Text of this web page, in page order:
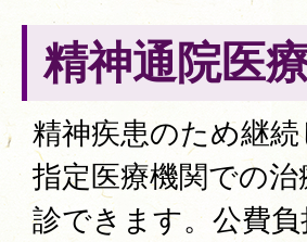
精神通院医
精神疾患のため継
指定医療機関での
診できます。公費